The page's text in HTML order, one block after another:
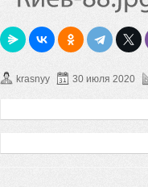
krasnyy 30 июля 2020